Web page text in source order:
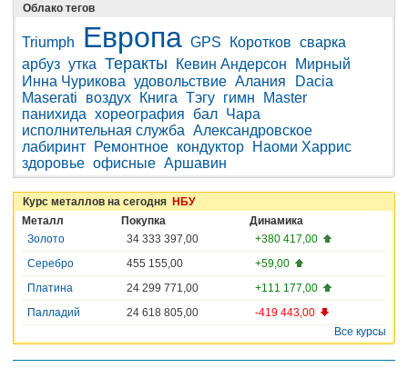
Облако тегов
Triumph Европа GPS Коротков сварка
арбуз утка Теракты Кевин Андерсон
Мирный
Инна Чурикова удовольствие Алания
Dacia
Maserati
воздух Книга Тэгу гимн
Master
панихида хореография бал Чара
исполнительная служба Александровское
лабиринт
Ремонтное кондуктор
Наоми Харрис
здоровье офисные Аршавин
Курс металлов на сегодня НБУ
Металл
Покупка
Динамика
Золото
34 333 397,00
+380 417,00
Серебро
455 155,00
+59,00
Платина
24 299 771,00
+111 177,00
Палладий
24 618 805,00
-419 443,00
Все курсы